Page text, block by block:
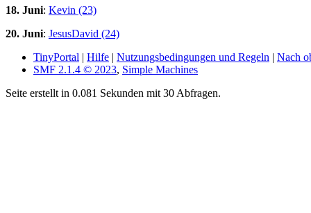
18. Juni: Kevin (23)
20. Juni: JesusDavid (24)
TinyPortal | Hilfe | Nutzungsbedingungen und Regeln | Nach
SMF 2.1.4 © 2023, Simple Machines
Seite erstellt in 0.081 Sekunden mit 30 Abfragen.